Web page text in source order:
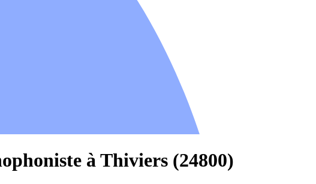
à Thiviers (24800)